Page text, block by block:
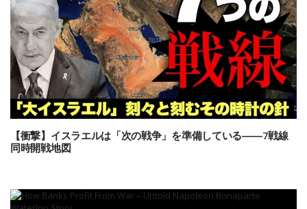
【衝撃】イスラエルは「次の戦争」を準備している――7戦線
同時開戦地図